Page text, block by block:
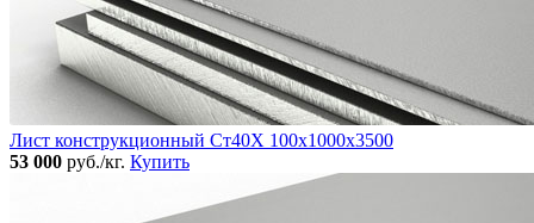
Лист конструкционный Ст40Х 100х1000х3500
53 000 руб./кг. Купить